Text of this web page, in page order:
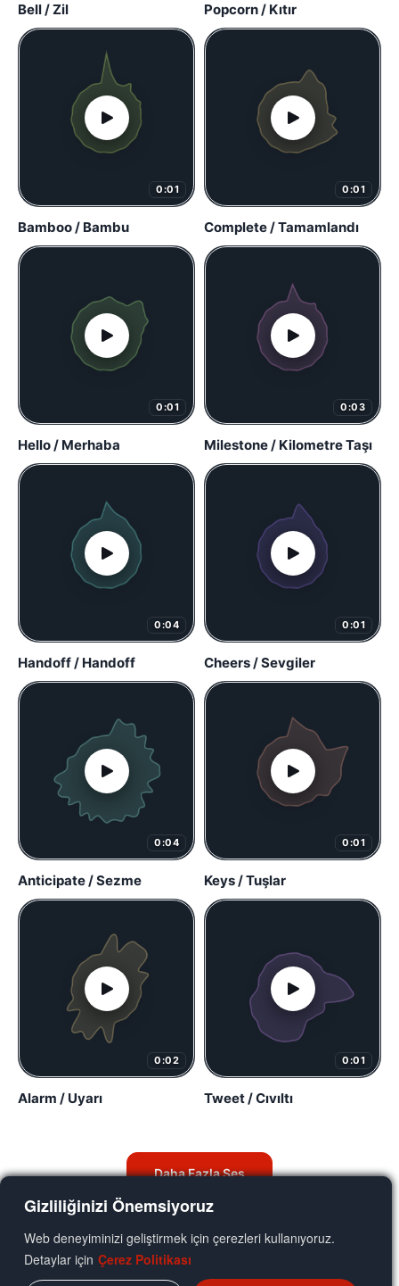
Gizliliğinizi Önemsiyoruz
Web deneyiminizi geliştirmek için çerezleri kullanıyoruz.
Detaylar için Çerez Politikası
Bell / Zil Popcorn / Kıtır
0:01
Bamboo / Bambu
0:01
Complete / Tamamlandı
0:01
Hello / Merhaba
0:03
Milestone / Kilometre Taşı
0:04
Handoff / Handoff
0:01
Cheers / Sevgiler
0:04
Anticipate / Sezme
0:01
Keys / Tuşlar
0:02
Alarm / Uyarı
0:01
Tweet / Cıvıltı
Daha Fazla Ses